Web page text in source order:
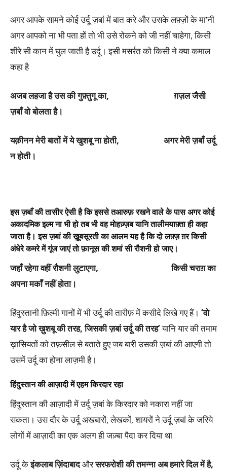
अगर आपके सामने कोई उर्दू ज़बां में बात करे और उसके लफ़्ज़ों के मा’नी
अगर आपको ना भी पता हों तो भी उसे रोकने को जी नहीं चाहेगा, किसी
शीरे सी कान में घुल जाती है उर्दू। इसी मसर्रत को किसी ने क्या कमाल
कहा है
अजब लहजा है उस की गुफ़्तुगू का, ग़ज़ल जैसी
ज़बाँ वो बोलता है।
यक़ीनन मेरी बातों में ये खुशबू ना होती, अगर मेरी ज़बाँ उर्दू
न होती।
इस ज़बाँ की तासीर ऐसी है कि इससे तआरुफ़ रखने वाले के पास अगर कोई
अकादमिक इल्म ना भी हो तब भी वह मोहज़्ज़ब यानि तालीमयाफ़्ता ही कहा
जाता है। इस ज़बां की ख़ूबसूरती का आलम यह है कि दो लफ़्ज़ ग़र किसी
अंधेरे कमरे में गूंज जाएं तो फ़ानूस की शमां सी रौशनी हो जाए।
जहाँ रहेगा वहीं रौशनी लुटाएगा, किसी चराग़ का
अपना मकाँ नहीं होता।
हिंदुस्तानी फ़िल्मी गानों में भी उर्दू की तारीफ़ में कसीदे लिखे गए हैं। ‘वो
यार है जो ख़ुशबू की तरह, जिसकी ज़बां उर्दू की तरह’यानि यार की तमाम
ख़ासियतों को तफ़सील से बताते हुए जब बारी उसकी ज़बां की आएगी तो
उसमें उर्दू का होना लाज़मी है।
हिंदुस्तान की आज़ादी में एहम किरदार रहा
हिंदुस्तान की आज़ादी में उर्दू ज़बां के किरदार को नकारा नहीं जा
सकता। उस दौर के उर्दू अखबारों, लेखकों, शायरों ने उर्दू ज़बां के जरिये
लोगों में आज़ादी का एक अलग ही जज़्बा पैदा कर दिया था
उर्दू केइंकलाब ज़िंदाबादऔरसरफरोशी की तमन्ना अब हमारे दिल में है,